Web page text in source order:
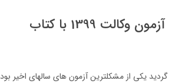
تطبیق 19 سوال از سوالات آیین دادرسی مدنی آزمون وکالت 1399 با کتاب
آزمون وکالت سال 1399 که در 25تیرماه برگزار گردید یکی از مشکلترین آزمون های سالهای اخیر بود